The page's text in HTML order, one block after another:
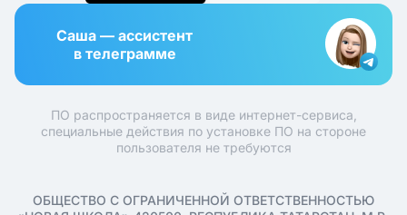
Саша — ассистент
в телеграмме
ПО распространяется в виде интернет-сервиса,
специальные действия по установке ПО на стороне
пользователя не требуются
ОБЩЕСТВО С ОГРАНИЧЕННОЙ ОТВЕТСТВЕННОСТЬЮ